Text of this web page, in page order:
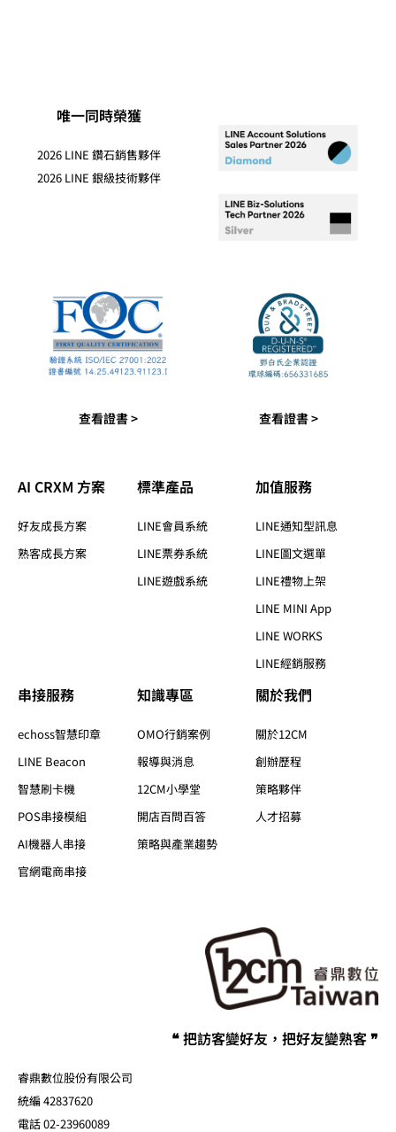
唯一同時榮獲
2026 LINE 鑽石銷售夥伴
2026 LINE 銀級技術夥伴
查看證書 > 查看證書 >
AI CRXM 方案
好友成長方案
熟客成長方案
標準產品​
LINE會員系統
LINE票券系統
LINE遊戲系統
加值服務​
LINE通知型訊息
LINE圖文選單
LINE禮物上架
LINE MINI App
LINE WORKS
LINE經銷服務
串接服務
echoss智慧印章
LINE Beacon
智慧刷卡機
POS串接模組
AI機器人串接
官網電商串接
知識專區​
OMO行銷案例
報導與消息
12CM小學堂
開店百問百答
策略與產業趨勢
關於我們​
關於12CM
創辦歷程
策略夥伴
人才招募
❝ 把訪客變好友，把好友變熟客 ❞
睿鼎數位股份有限公司
統編 42837620
電話 02-23960089